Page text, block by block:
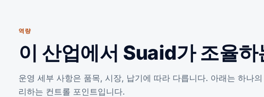
역량
이 산업에서 Suaid가 조율하
운영 세부 사항은 품목, 시장, 납기에 따라 다릅니다. 아래는 하나
리하는 컨트롤 포인트입니다.